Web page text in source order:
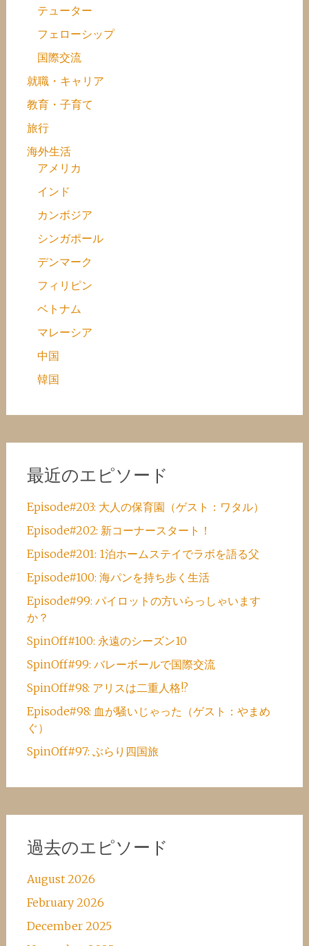
テューター
フェローシップ
国際交流
就職・キャリア
教育・子育て
旅行
海外生活
アメリカ
インド
カンボジア
シンガポール
デンマーク
フィリピン
ベトナム
マレーシア
中国
韓国
最近のエピソード
Episode#203: 大人の保育園（ゲスト：ワタル）
Episode#202: 新コーナースタート！
Episode#201: 1泊ホームステイでラボを語る父
Episode#100: 海パンを持ち歩く生活
Episode#99: パイロットの方いらっしゃいます
か？
SpinOff#100: 永遠のシーズン10
SpinOff#99: バレーボールで国際交流
SpinOff#98: アリスは二重人格!?
Episode#98: 血が騒いじゃった（ゲスト：やまめ
ぐ）
SpinOff#97: ぶらり四国旅
過去のエピソード
August 2026
February 2026
December 2025